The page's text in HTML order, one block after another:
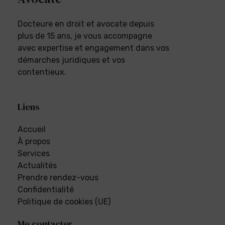
Docteure en droit et avocate depuis
plus de 15 ans, je vous accompagne
avec expertise et engagement dans vos
démarches juridiques et vos
contentieux.
Liens
Accueil
À propos
Services
Actualités
Prendre rendez-vous
Confidentialité
Politique de cookies (UE)